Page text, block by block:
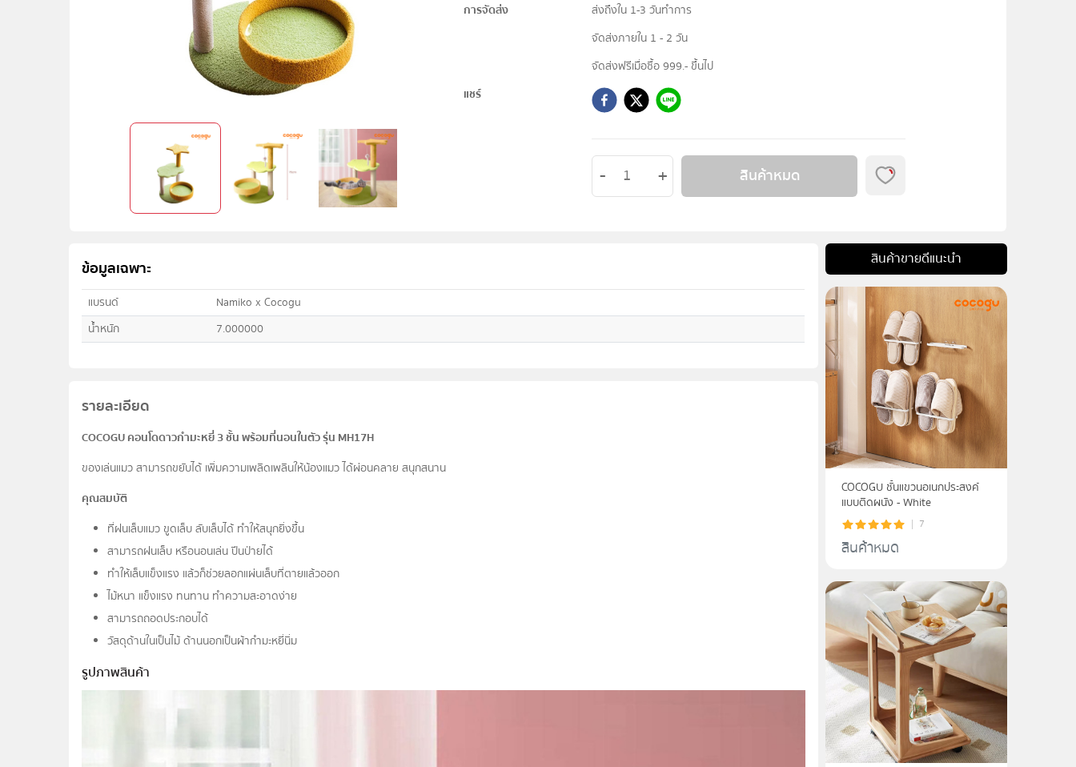
การจัดส่ง
ส่งถึงใน 1-3 วันทำการ
จัดส่งภายใน 1 - 2 วัน
จัดส่งฟรีเมื่อซื้อ 999.- ขึ้นไป
แชร์
สินค้าหมด
ข้อมูลเฉพาะ
แบรนด์
Namiko x Cocogu
น้ำหนัก
7.000000
รายละเอียด
COCOGU คอนโดดาวกำมะหยี่ 3 ชั้น พร้อมที่นอนในตัว รุ่น MH17H
ของเล่นแมว สามารถขยับได้ เพิ่มความเพลิดเพลินให้น้องแมว ได้ผ่อนคลาย สนุกสนาน
คุณสมบัติ
ที่ฝนเล็บแมว ขูดเล็บ ลับเล็บได้ ทำให้สนุกยิ่งขึ้น
สามารถฝนเล็บ หรือนอนเล่น ปีนป่ายได้
ทำให้เล็บแข็งแรง แล้วก็ช่วยลอกแผ่นเล็บที่ตายแล้วออก
ไม้หนา แข็งแรง ทนทาน ทำความสะอาดง่าย
สามารถถอดประกอบได้
วัสดุด้านในเป็นไม้ ด้านนอกเป็นผ้ากำมะหยี่นิ่ม
รูปภาพสินค้า
สินค้าขายดีแนะนำ
COCOGU ชั้นแขวนอเนกประสงค์
แบบติดผนัง - White
7
สินค้าหมด